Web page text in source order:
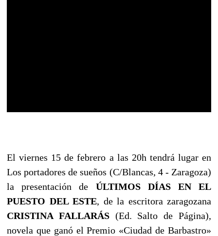
El viernes 15 de febrero a las 20h tendrá lugar en
Los portadores de sueños (C/Blancas, 4 - Zaragoza)
la presentación de ÚLTIMOS DÍAS EN EL
PUESTO DEL ESTE, de la escritora zaragozana
CRISTINA FALLARÁS(Ed. Salto de Página),
novela que ganó el Premio «Ciudad de Barbastro»